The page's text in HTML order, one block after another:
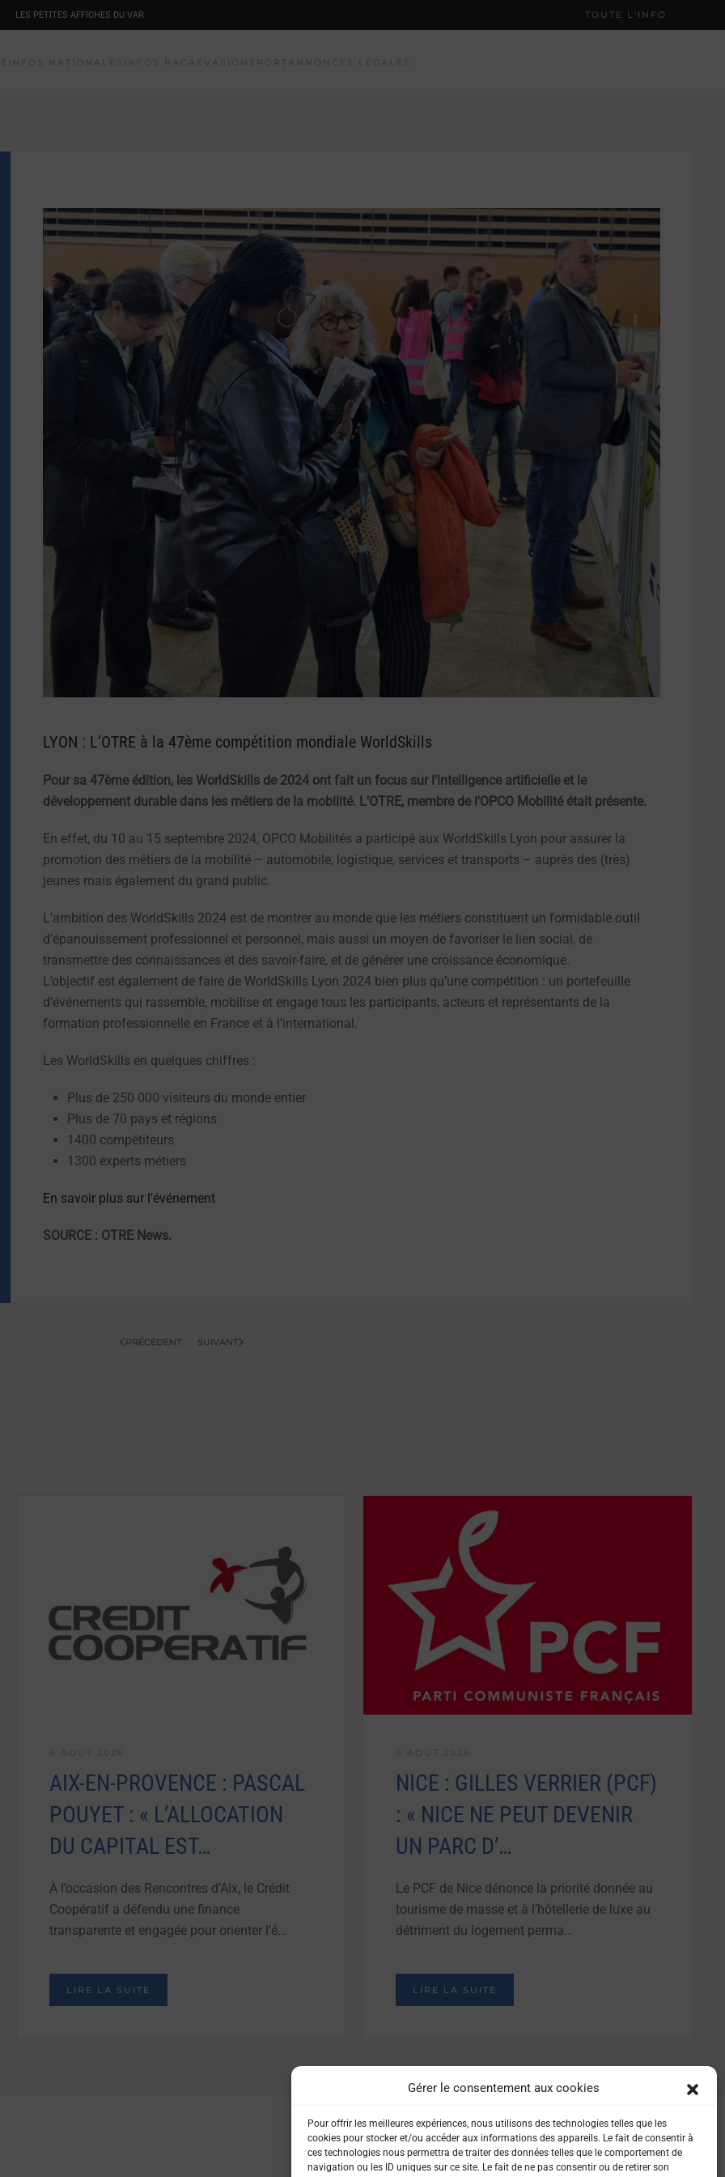
Gérer le consentement aux cookies
Pour offrir les meilleures expériences, nous utilisons des technologies telles que les
cookies pour stocker et/ou accéder aux informations des appareils. Le fait de consentir à
ces technologies nous permettra de traiter des données telles que le comportement de
navigation ou les ID uniques sur ce site. Le fait de ne pas consentir ou de retirer son
LES PETITES AFFICHES DU VAR TOUTE L'INFO
LYON : L’OTRE à la 47ème compétition mondiale WorldSkills
Pour sa 47ème édition, les WorldSkills de 2024 ont fait un focus sur l’intelligence artificielle et le
développement durable dans les métiers de la mobilité. L’OTRE, membre de l’OPCO Mobilité était présente.
En effet, du 10 au 15 septembre 2024, OPCO Mobilités a participé aux WorldSkills Lyon pour assurer la
promotion des métiers de la mobilité – automobile, logistique, services et transports – auprès des (très)
jeunes mais également du grand public.
L’ambition des WorldSkills 2024 est de montrer au monde que les métiers constituent un formidable outil
d’épanouissement professionnel et personnel, mais aussi un moyen de favoriser le lien social, de
transmettre des connaissances et des savoir-faire, et de générer une croissance économique.
L’objectif est également de faire de WorldSkills Lyon 2024 bien plus qu’une compétition : un portefeuille
d’événements qui rassemble, mobilise et engage tous les participants, acteurs et représentants de la
formation professionnelle en France et à l’international.
Les WorldSkills en quelques chiffres :
Plus de 250 000 visiteurs du monde entier
Plus de 70 pays et régions
1400 compétiteurs
1300 experts métiers
En savoir plus sur l’événement
SOURCE : OTRE News.
PRÉCÉDENT SUIVANT
AIX-EN-PROVENCE : PASCAL
POUYET : « L’ALLOCATION
DU CAPITAL EST…
À l’occasion des Rencontres d’Aix, le Crédit
Coopératif a défendu une finance
transparente et engagée pour orienter l’é…
LIRE LA SUITE
NICE : GILLES VERRIER (PCF)
: « NICE NE PEUT DEVENIR
UN PARC D’…
Le PCF de Nice dénonce la priorité donnée au
tourisme de masse et à l’hôtellerie de luxe au
détriment du logement perma…
LIRE LA SUITE